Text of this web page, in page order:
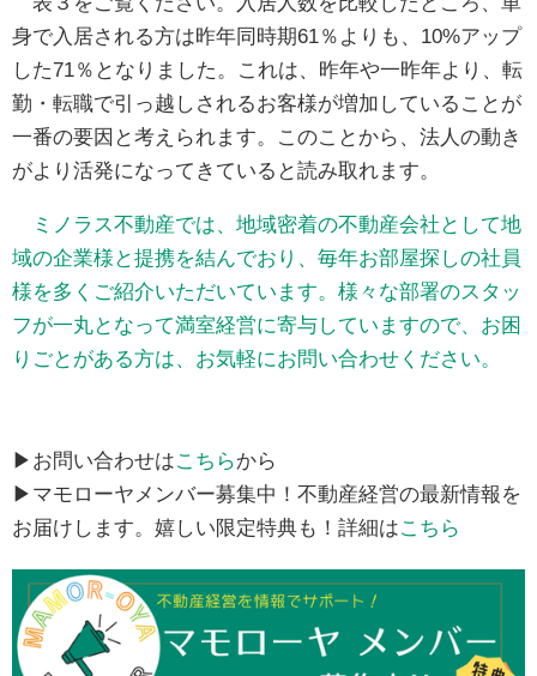
身で入居される方は昨年同時期61％よりも、10%アップ
した71％となりました。これは、昨年や一昨年より、転
勤・転職で引っ越しされるお客様が増加していることが
一番の要因と考えられます。このことから、法人の動き
がより活発になってきていると読み取れます。
ミノラス不動産では、地域密着の不動産会社として地
域の企業様と提携を結んでおり、毎年お部屋探しの社員
様を多くご紹介いただいています。様々な部署のスタッ
フが一丸となって満室経営に寄与していますので、お困
りごとがある方は、お気軽にお問い合わせください。
▶お問い合わせはこちらから
▶マモローヤメンバー募集中！不動産経営の最新情報を
お届けします。嬉しい限定特典も！詳細はこちら